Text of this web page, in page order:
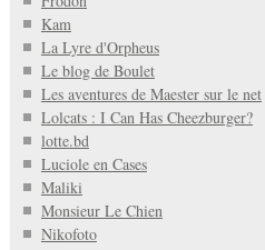
Kam
La Lyre d'Orpheus
Le blog de Boulet
Les aventures de Maester sur le net
Lolcats : I Can Has Cheezburger?
lotte.bd
Luciole en Cases
Maliki
Monsieur Le Chien
Nikofoto